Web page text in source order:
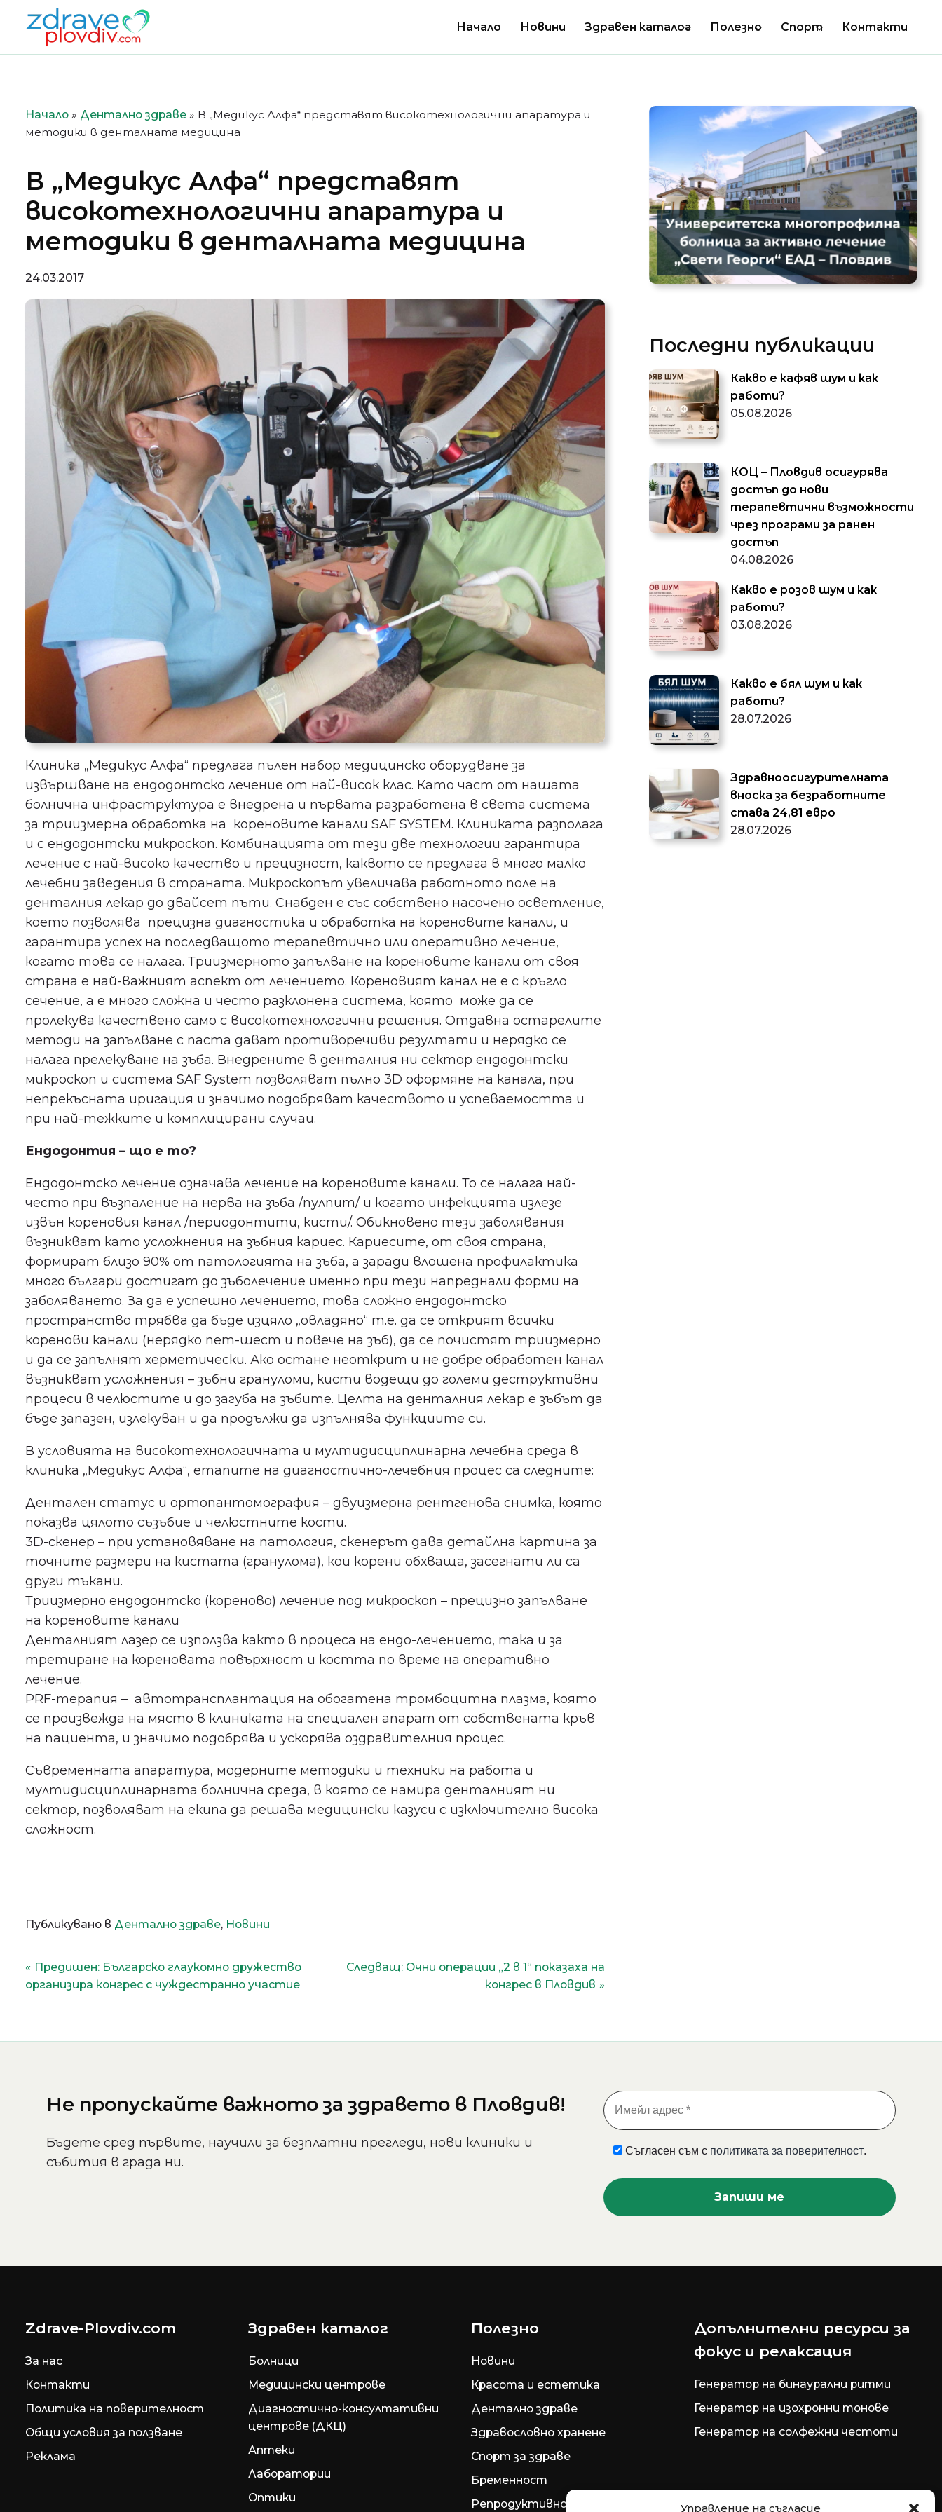
Управление на съгласие
Преминете
към
съдържанието
Начало Новини Здравен каталог Полезно Спорт Контакти
Начало » Дентално здраве » В „Медикус Алфа“ представят високотехнологични апаратура и
методики в денталната медицина
В „Медикус Алфа“ представят
високотехнологични апаратура и
методики в денталната медицина
24.03.2017
Клиника „Медикус Алфа“ предлага пълен набор медицинско оборудване за
извършване на ендодонтско лечение от най-висок клас. Като част от нашата
болнична инфраструктура е внедрена и първата разработена в света система
за триизмерна обработка на кореновите канали SAF SYSTEM. Клиниката разполага
и с ендодонтски микроскоп. Комбинацията от тези две технологии гарантира
лечение с най-високо качество и прецизност, каквото се предлага в много малко
лечебни заведения в страната. Микроскопът увеличава работното поле на
денталния лекар до двайсет пъти. Снабден е със собствено насочено осветление,
което позволява прецизна диагностика и обработка на кореновите канали, и
гарантира успех на последващото терапевтично или оперативно лечение,
когато това се налага. Триизмерното запълване на кореновите канали от своя
страна е най-важният аспект от лечението. Кореновият канал не е с кръгло
сечение, а е много сложна и често разклонена система, която може да се
пролекува качествено само с високотехнологични решения. Отдавна остарелите
методи на запълване с паста дават противоречиви резултати и нерядко се
налага прелекуване на зъба. Внедрените в денталния ни сектор ендодонтски
микроскоп и система SAF System позволяват пълно 3D оформяне на канала, при
непрекъсната иригация и значимо подобряват качеството и успеваемостта и
при най-тежките и комплицирани случаи.
Ендодонтия – що е то?
Ендодонтско лечение означава лечение на кореновите канали. То се налага най-
често при възпаление на нерва на зъба /пулпит/ и когато инфекцията излезе
извън кореновия канал /периодонтити, кисти/. Обикновено тези заболявания
възникват като усложнения на зъбния кариес. Кариесите, от своя страна,
формират близо 90% от патологията на зъба, а заради влошена профилактика
много българи достигат до зъболечение именно при тези напреднали форми на
заболяването. За да е успешно лечението, това сложно ендодонтско
пространство трябва да бъде изцяло „овладяно“ т.е. да се открият всички
коренови канали (нерядко пет-шест и повече на зъб), да се почистят триизмерно
и да се запълнят херметически. Ако остане неоткрит и не добре обработен канал
възникват усложнения – зъбни грануломи, кисти водещи до големи деструктивни
процеси в челюстите и до загуба на зъбите. Целта на денталния лекар е зъбът да
бъде запазен, излекуван и да продължи да изпълнява функциите си.
В условията на високотехнологичната и мултидисциплинарна лечебна среда в
клиника „Медикус Алфа“, етапите на диагностично-лечебния процес са следните:
Дентален статус и ортопантомография – двуизмерна рентгенова снимка, която
показва цялото съзъбие и челюстните кости.
3D-скенер – при установяване на патология, скенерът дава детайлна картина за
точните размери на кистата (гранулома), кои корени обхваща, засегнати ли са
други тъкани.
Триизмерно ендодонтско (кореново) лечение под микроскоп – прецизно запълване
на кореновите канали
Денталният лазер се използва както в процеса на ендо-лечението, така и за
третиране на кореновата повърхност и костта по време на оперативно
лечение.
PRF-терапия – автотрансплантация на обогатена тромбоцитна плазма, която
се произвежда на място в клиниката на специален апарат от собствената кръв
на пациента, и значимо подобрява и ускорява оздравителния процес.
Съвременната апаратура, модерните методики и техники на работа и
мултидисциплинарната болнична среда, в която се намира денталният ни
сектор, позволяват на екипа да решава медицински казуси с изключително висока
сложност.
Не пропускайте важното
за здравето в Пловдив!
Бъдете сред първите, научили за
безплатни прегледи, нови
клиники и събития в града ни.
Съгласен съм сполитиката
за поверителност
Публикувано в Дентално здраве, Новини
Навигация
Предишен: Българско глаукомно дружество
организира конгрес с чуждестранно участие
Следващ: Очни операции „2 в 1“ показаха на
конгрес в Пловдив
Последни публикации
Какво е кафяв шум и как
работи?
05.08.2026
КОЦ – Пловдив осигурява
достъп до нови
терапевтични възможности
чрез програми за ранен
достъп
04.08.2026
Какво е розов шум и как
работи?
03.08.2026
Какво е бял шум и как
работи?
28.07.2026
Здравноосигурителната
вноска за безработните
става 24,81 евро
28.07.2026
Не пропускайте важното за здравето в Пловдив!
Бъдете сред първите, научили за безплатни прегледи, нови клиники и
събития в града ни.
Съгласен съм с политиката за поверителност.
Zdrave-Plovdiv.com
За нас
Контакти
Политика на поверителност
Общи условия за ползване
Реклама
Здравен каталог
Болници
Медицински центрове
Диагностично-консултативни
центрове (ДКЦ)
Аптеки
Лаборатории
Оптики
Полезно
Новини
Красота и естетика
Дентално здраве
Здравословно хранене
Спорт за здраве
Бременност
Репродуктивно здраве
Допълнителни ресурси за
фокус и релаксация
Генератор на бинаурални ритми
Генератор на изохронни тонове
Генератор на солфежни честоти